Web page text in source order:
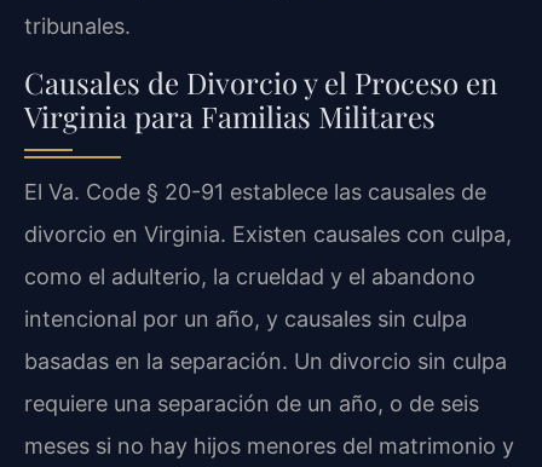
tribunales.
Causales de Divorcio y el Proceso en
Virginia para Familias Militares
El Va. Code § 20-91 establece las causales de
divorcio en Virginia. Existen causales con culpa,
como el adulterio, la crueldad y el abandono
intencional por un año, y causales sin culpa
basadas en la separación. Un divorcio sin culpa
requiere una separación de un año, o de seis
meses si no hay hijos menores del matrimonio y